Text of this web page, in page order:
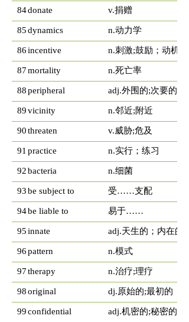
84donate v.捐赠
85dynamics n.动力学
86incentive n.刺激;鼓励；动机
87mortality n.死亡率
88peripheral adj.外围的;次要的
89vicinity n.邻近;附近
90threaten v.威胁;危及
91 practice n.实行；练习
92bacteria n.细菌
93be subject to 受……支配
94be liable to 易于……
95innate adj.天生的；内在的;
96pattern n.模式
97therapy n.治疗;理疗
98original dj.原始的;最初的
99confidential adj.机密的;秘密的